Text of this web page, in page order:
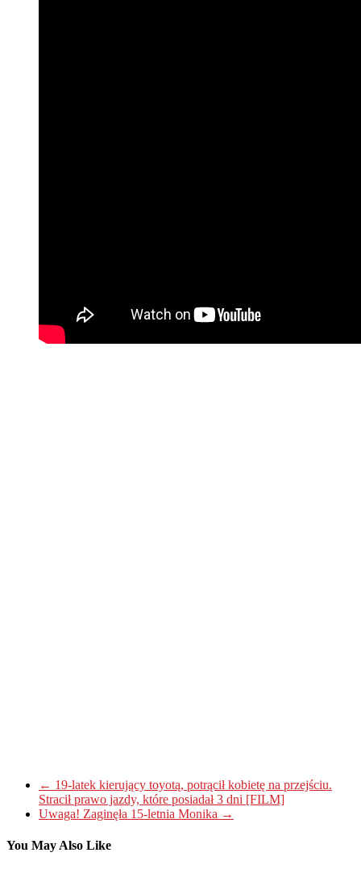
← 19-latek kierujący toyotą, potrącił kobietę na przejściu.
Stracił prawo jazdy, które posiadał 3 dni [FILM]
Uwaga! Zaginęła 15-letnia Monika →
You May Also Like